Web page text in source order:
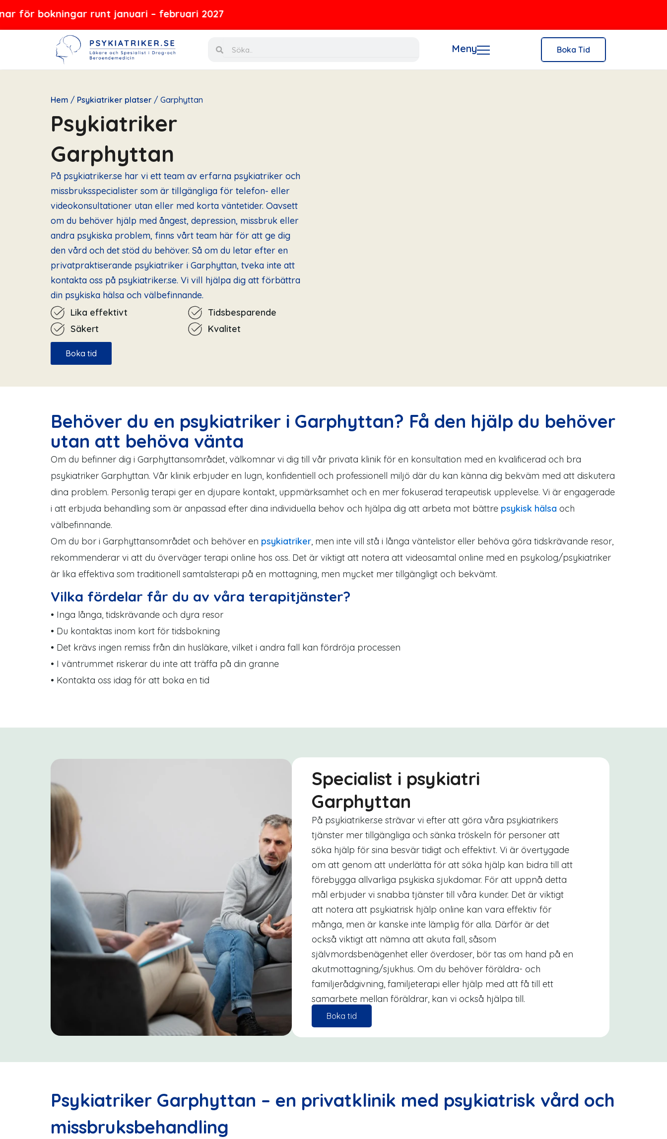
runt januari – februari 2027
Hoppa
Meny Boka Tid
Hem / Psykiatriker platser / Garphyttan
Psykiatriker
Garphyttan
På psykiatriker.se har vi ett team av erfarna psykiatriker och
missbruksspecialister som är tillgängliga för telefon- eller
videokonsultationer utan eller med korta väntetider. Oavsett
om du behöver hjälp med ångest, depression, missbruk eller
andra psykiska problem, finns vårt team här för att ge dig
den vård och det stöd du behöver. Så om du letar efter en
privatpraktiserande psykiatriker i Garphyttan, tveka inte att
kontakta oss på psykiatriker.se. Vi vill hjälpa dig att förbättra
din psykiska hälsa och välbefinnande.
Lika effektivt
Tidsbesparende
Säkert
Kvalitet
Boka tid
Behöver du en psykiatriker i Garphyttan? Få den hjälp du behöver
utan att behöva vänta
Om du befinner dig i Garphyttansområdet, välkomnar vi dig till vår privata klinik för en konsultation med en kvalificerad och bra
psykiatriker Garphyttan. Vår klinik erbjuder en lugn, konfidentiell och professionell miljö där du kan känna dig bekväm med att diskutera
dina problem. Personlig terapi ger en djupare kontakt, uppmärksamhet och en mer fokuserad terapeutisk upplevelse. Vi är engagerade
i att erbjuda behandling som är anpassad efter dina individuella behov och hjälpa dig att arbeta mot bättre psykisk hälsa och
välbefinnande.
Om du bor i Garphyttansområdet och behöver en psykiatriker, men inte vill stå i långa väntelistor eller behöva göra tidskrävande resor,
rekommenderar vi att du överväger terapi online hos oss. Det är viktigt att notera att videosamtal online med en psykolog/psykiatriker
är lika effektiva som traditionell samtalsterapi på en mottagning, men mycket mer tillgängligt och bekvämt.
Vilka fördelar får du av våra terapitjänster?
• Inga långa, tidskrävande och dyra resor
• Du kontaktas inom kort för tidsbokning
• Det krävs ingen remiss från din husläkare, vilket i andra fall kan fördröja processen
• I väntrummet riskerar du inte att träffa på din granne
• Kontakta oss idag för att boka en tid
Specialist i psykiatri
Garphyttan
På psykiatriker.se strävar vi efter att göra våra psykiatrikers
tjänster mer tillgängliga och sänka tröskeln för personer att
söka hjälp för sina besvär tidigt och effektivt. Vi är övertygade
om att genom att underlätta för att söka hjälp kan bidra till att
förebygga allvarliga psykiska sjukdomar. För att uppnå detta
mål erbjuder vi snabba tjänster till våra kunder. Det är viktigt
att notera att psykiatrisk hjälp online kan vara effektiv för
många, men är kanske inte lämplig för alla. Därför är det
också viktigt att nämna att akuta fall, såsom
självmordsbenägenhet eller överdoser, bör tas om hand på en
akutmottagning/sjukhus. Om du behöver föräldra- och
familjerådgivning, familjeterapi eller hjälp med att få till ett
samarbete mellan föräldrar, kan vi också hjälpa till.
Boka tid
Psykiatriker Garphyttan – en privatklinik med psykiatrisk vård och
missbruksbehandling